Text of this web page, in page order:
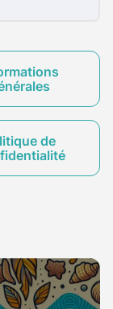
de